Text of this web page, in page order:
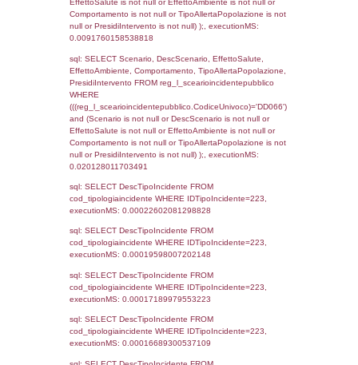
reg_f_territori_limitrofi.Denominazione,
JOIN cod_territori_tipologia ON
(reg_f_territori_limitrofi.IDTipologiaTerritorio =
cod_territori_tipologia.IDTipologiaTerritorio)
(reg_f_territori_limitrofi.IDTipoTerritorio =
cod_territori_tipologia.IDTerritorioTP)
0.018959045410156
sql: SELECT f_territori_limitrofi.Distanza,
f_territori_limitrofi.Direzione,
rofi.DescAltro FROM f_territori_limitrofi
cod_territori_tipologia ON
(f_territori_limitrofi.IDTipologiaTerritorio =